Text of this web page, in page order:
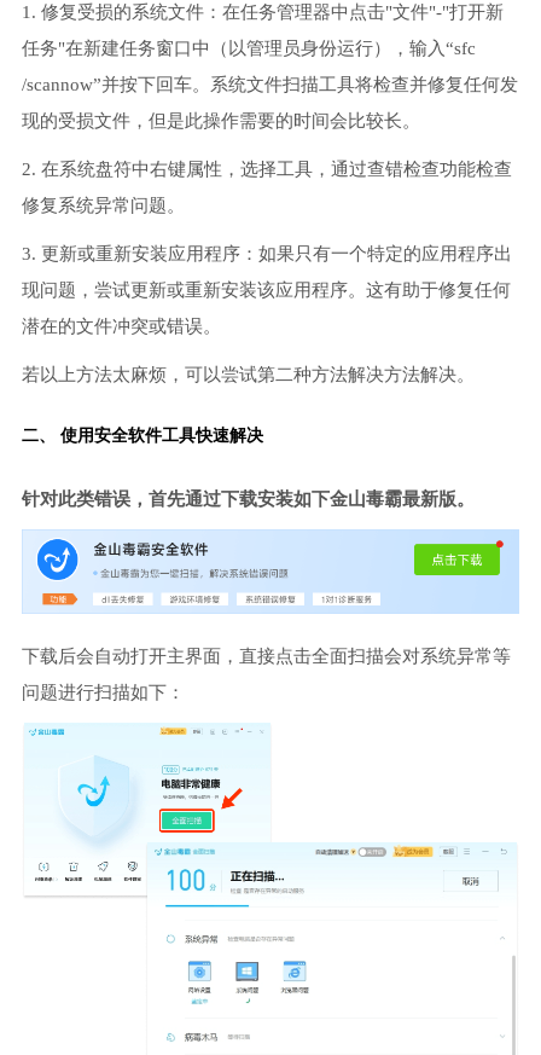
1. 修复受损的系统文件：在任务管理器中点击"文件"-"打开新
任务"在新建任务窗口中（以管理员身份运行），输入“sfc
/scannow”并按下回车。系统文件扫描工具将检查并修复任何发
现的受损文件，但是此操作需要的时间会比较长。
2. 在系统盘符中右键属性，选择工具，通过查错检查功能检查
修复系统异常问题。
3. 更新或重新安装应用程序：如果只有一个特定的应用程序出
现问题，尝试更新或重新安装该应用程序。这有助于修复任何
潜在的文件冲突或错误。
若以上方法太麻烦，可以尝试第二种方法解决方法解决。
二、 使用安全软件工具快速解决
针对此类错误，首先通过下载安装如下金山毒霸最新版。
下载后会自动打开主界面，直接点击全面扫描会对系统异常等
问题进行扫描如下：